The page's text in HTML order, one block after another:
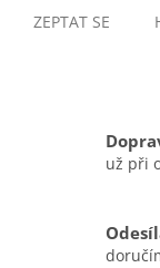
ZEPTAT SE
už při